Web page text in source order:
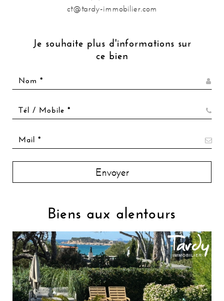
ct@tardy-immobilier.com
Je souhaite plus d'informations sur
ce bien
Envoyer
Biens aux alentours